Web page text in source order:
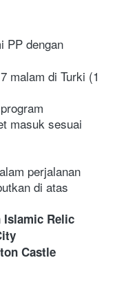
malam di Turki (1
masuk sesuai
perjalanan
di atas
Islamic Relic
Castle